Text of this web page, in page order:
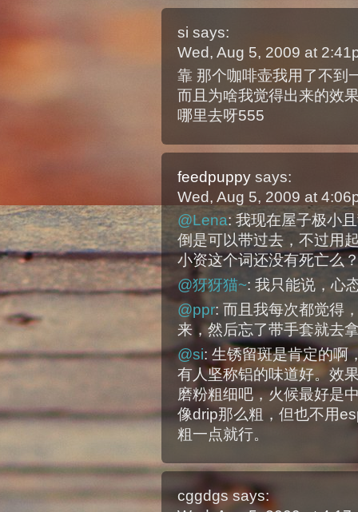
si says:
Wed, Aug 5, 2009 at
靠 那个咖啡壶我用了不到
而且为啥我觉得出来的效
哪里去呀555
feedpuppy says:
Wed, Aug 5, 2009 at
@Lena: 我现在屋子极小
倒是可以带过去，不过用
小资这个词还没有死亡么
@犽犽猫~: 我只能说，心
@ppr: 而且我每次都觉得
来，然后忘了带手套就去
@si: 生锈留斑是肯定的啊
有人坚称铝的味道好。效
磨粉粗细吧，火候最好是
像drip那么粗，但也不用
粗一点就行。
cggdgs says: